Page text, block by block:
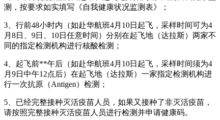
测，按要求如实填写《自我健康状况监测表》；
3、行前48小时内（如赴华航班4月10日起飞，采样时间可为4
月8日、9日、10日任意时间）分别在起飞地（达拉斯）两家不
同的指定检测机构进行核酸检测；
4、起飞前**午后（如赴华航班4月10日起飞，采样时间须为4
月9日中午12点后）在起飞地（达拉斯）一家指定检测机构进
行一次抗原（Antigen）检测；
5、已经完整接种灭活疫苗人员，如果又接种了非灭活疫苗，
请按照完整接种灭活疫苗人员进行检测并申请健康码。